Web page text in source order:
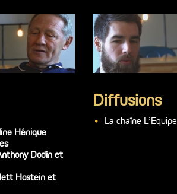
Hénique
Dodin et
Hostein et
Diffusions
La chaîne L'Equipe